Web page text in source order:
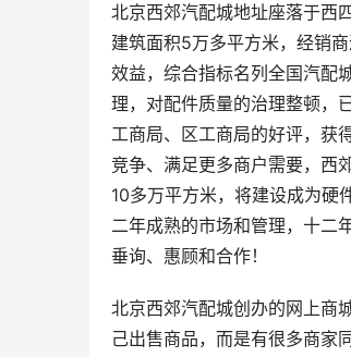
北京西郊汽配城地址座落于西
建筑面积5万多平方米，经销
效益，综合指标名列全国汽配
理，对配件质量的治理整顿，
工商局、区工商局的好评，获
竞争、满足更多商户需要，西
10多万平方米，将建设成为硬
二年成熟的市场和管理，十二
垂询、惠顾和合作！
北京西郊汽配城创办的网上商
己出售商品，而是有很多商家